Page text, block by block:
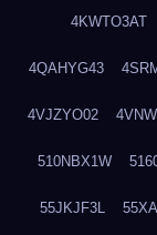
4KWTO3AT
4QAHYG43
4VJZYO02
510NBX1W
55JKJF3L